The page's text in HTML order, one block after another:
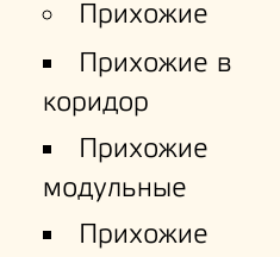
Прихожие
Прихожие в
коридор
Прихожие
модульные
Прихожие